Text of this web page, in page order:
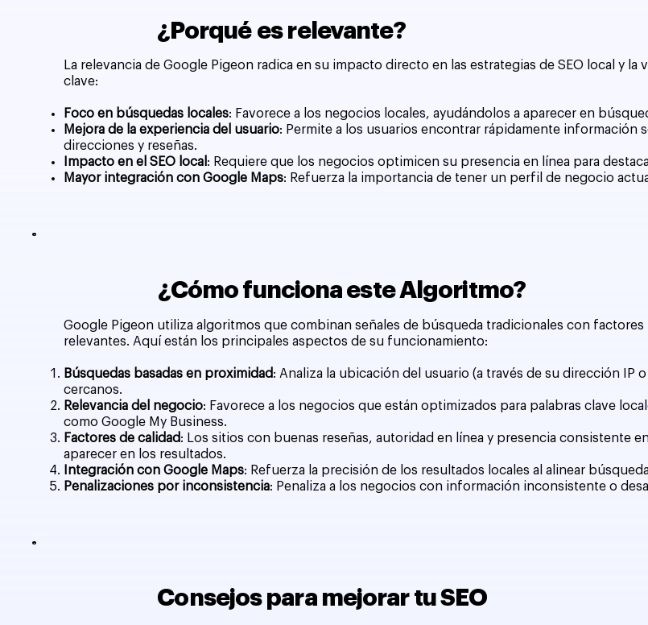
¿Porqué es relevante?
La relevancia de Google Pigeon radica en su impacto directo en las estrategias de SEO local y
clave:
Foco en búsquedas locales: Favorece a los negocios locales, ayudándolos a aparecer en
Mejora de la experiencia del usuario: Permite a los usuarios encontrar rápidamente información
direcciones y reseñas.
Impacto en el SEO local : Requiere que los negocios optimicen su presencia en línea para
Mayor integración con Google Maps: Refuerza la importancia de tener un perfil de negocio
¿Cómo funciona este Algoritmo?
Google Pigeon utiliza algoritmos que combinan señales de búsqueda tradicionales con
relevantes. Aquí están los principales aspectos de su funcionamiento:
Búsquedas basadas en proximidad: Analiza la ubicación del usuario (a través de su dirección IP
cercanos.
Relevancia del negocio: Favorece a los negocios que están optimizados para palabras clave
como Google My Business.
Factores de calidad: Los sitios con buenas reseñas, autoridad en línea y presencia consistente
aparecer en los resultados.
Integración con Google Maps: Refuerza la precisión de los resultados locales al alinear
Penalizaciones por inconsistencia: Penaliza a los negocios con información inconsistente o
Consejos para mejorar tu SEO